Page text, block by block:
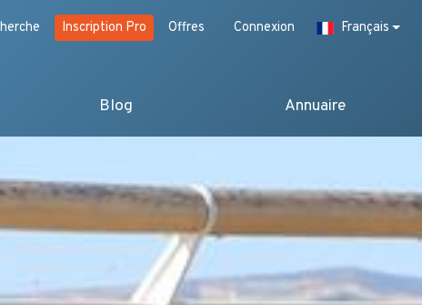
Inscription Pro Offres Connexion Français
Blog Annuaire